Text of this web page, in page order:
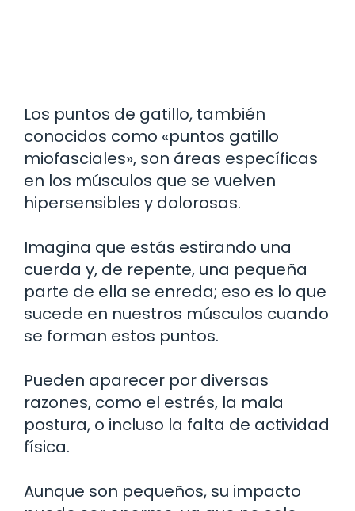
Los puntos de gatillo, también
conocidos como «puntos gatillo
miofasciales», son áreas específicas
en los músculos que se vuelven
hipersensibles y dolorosas.
Imagina que estás estirando una
cuerda y, de repente, una pequeña
parte de ella se enreda; eso es lo que
sucede en nuestros músculos cuando
se forman estos puntos.
Pueden aparecer por diversas
razones, como el estrés, la mala
postura, o incluso la falta de actividad
física.
Aunque son pequeños, su impacto